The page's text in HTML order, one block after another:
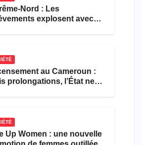
Nord : Les
explosent avec
au Cameroun :
prolongations, l’État ne
Up Women : une nouvelle